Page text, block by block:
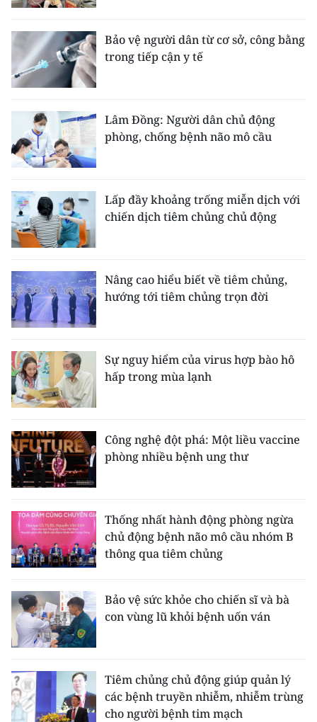
TIN ĐỊA PHƯƠNG
Trung du và miền núi phía Bắc
Đồng bằng sông Hồng
Bắc Trung Bộ
Nguyên
Đông Nam Bộ
Đồng bằng sông Cửu Long
Chuyên trang Hà Nội
Chuyên trang TP. Hồ Chí Minh
CHUYÊN ĐỀ
CÁC CHUYÊN TRANG
VỀ BÁO NHÂN DÂN
THỜI NAY
NHÂN DÂN HẰNG THÁNG
MUA BÁO
ĐỌC BÁO IN
ENGLISH
中文
FRANÇAIS
Bảo vệ người dân từ cơ sở, công bằng
trong tiếp cận y tế
Lâm Đồng: Người dân chủ động
phòng, chống bệnh não mô cầu
Lấp đầy khoảng trống miễn dịch với
chiến dịch tiêm chủng chủ động
Nâng cao hiểu biết về tiêm chủng,
hướng tới tiêm chủng trọn đời
Sự nguy hiểm của virus hợp bào hô
hấp trong mùa lạnh
Công nghệ đột phá: Một liều vaccine
phòng nhiều bệnh ung thư
Thống nhất hành động phòng ngừa
chủ động bệnh não mô cầu nhóm B
thông qua tiêm chủng
Bảo vệ sức khỏe cho chiến sĩ và bà
con vùng lũ khỏi bệnh uốn ván
Tiêm chủng chủ động giúp quản lý
các bệnh truyền nhiễm, nhiễm trùng
cho người bệnh tim mạch